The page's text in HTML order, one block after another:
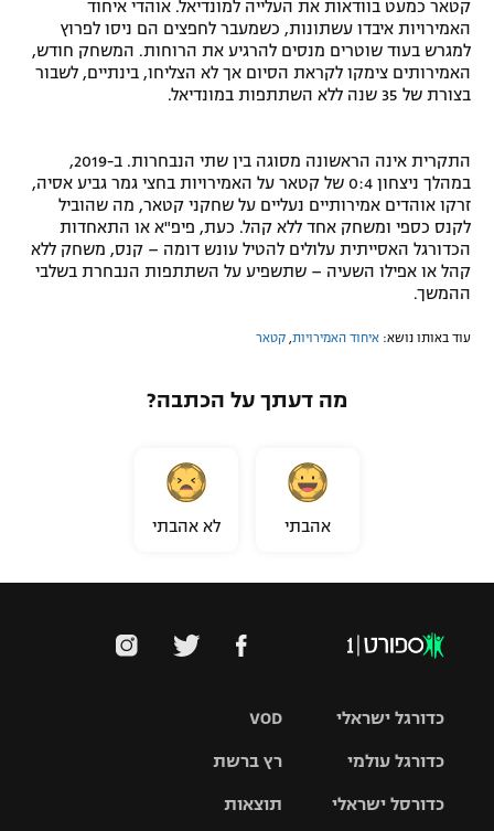
תגיות
המגזין
קטאר כמעט בוודאות את העלייה למונדיאל. אוהדי איחוד
האמירויות איבדו עשתונות, כשמעבר לחפצים הם ניסו לפרוץ
למגרש בעוד שוטרים מנסים להרגיע את הרוחות. המשחק חודש,
האמירותים צימקו לקראת הסיום אך לא הצליחו, בינתיים, לשבור
בצורת של 35 שנה ללא השתתפות במונדיאל.
התקרית אינה הראשונה מסוגה בין שתי הנבחרות. ב-2019,
במהלך ניצחון 0:4 של קטאר על האמירויות בחצי גמר גביע אסיה,
זרקו אוהדים אמירותיים נעליים על שחקני קטאר, מה שהוביל
לקנס כספי ומשחק אחד ללא קהל. כעת, פיפ"א או התאחדות
הכדורגל האסייתית עלולים להטיל עונש דומה – קנס, משחק ללא
קהל או אפילו השעיה – שתשפיע על השתתפות הנבחרת בשלבי
ההמשך.
עוד באותו נושא: איחוד האמירויות, קטאר
מה דעתך על הכתבה?
אהבתי לא אהבתי
VOD
רץ ברשת
תוצאות
כדורגל ישראלי
כדורגל עולמי
כדורסל ישראלי